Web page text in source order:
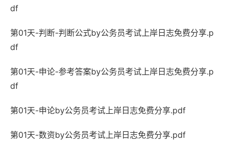
df
第01天-判断-判断公式by公务员考试上岸日志免费分享.p
df
第01天-申论-参考答案by公务员考试上岸日志免费分享.p
df
第01天-申论by公务员考试上岸日志免费分享.pdf
第01天-数资by公务员考试上岸日志免费分享.pdf